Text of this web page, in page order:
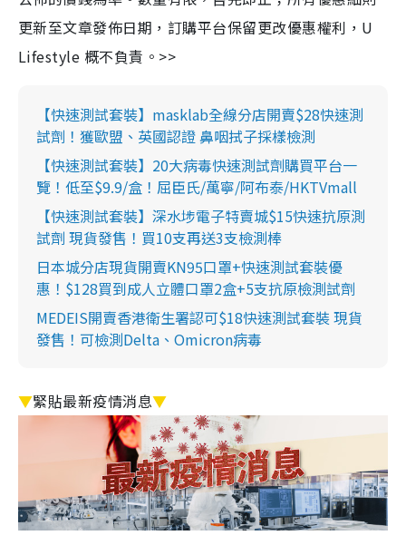
更新至文章發佈日期，訂購平台保留更改優惠權利，U
Lifestyle 概不負責。>>
【快速測試套裝】masklab全線分店開賣$28快速測
試劑！獲歐盟、英國認證 鼻咽拭子採樣檢測
【快速測試套裝】20大病毒快速測試劑購買平台一
覽！低至$9.9/盒！屈臣氏/萬寧/阿布泰/HKTVmall
【快速測試套裝】深水埗電子特賣城$15快速抗原測
試劑 現貨發售！買10支再送3支檢測棒
日本城分店現貨開賣KN95口罩+快速測試套裝優
惠！$128買到成人立體口罩2盒+5支抗原檢測試劑
MEDEIS開賣香港衛生署認可$18快速測試套裝 現貨
發售！可檢測Delta、Omicron病毒
▼緊貼最新疫情消息▼